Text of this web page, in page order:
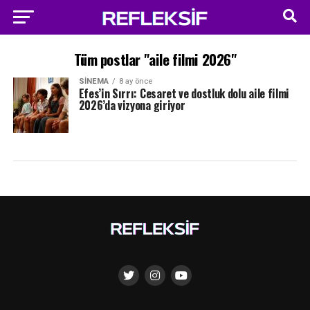
Tüm postlar "aile filmi 2026"
SINEMA 8 ay önce
Efes’in Sırrı: Cesaret ve dostluk dolu aile filmi
2026’da vizyona giriyor